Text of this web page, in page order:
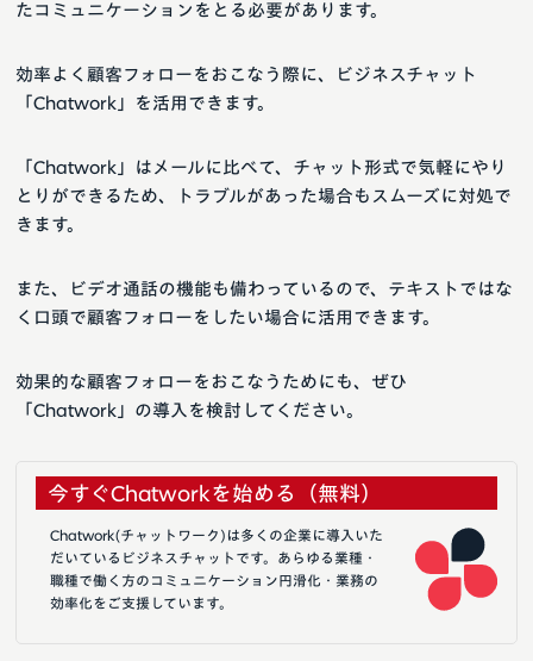
たコミュニケーションをとる必要があります。
効率よく顧客フォローをおこなう際に、ビジネスチャット
「Chatwork」を活用できます。
「Chatwork」はメールに比べて、チャット形式で気軽にやり
とりができるため、トラブルがあった場合もスムーズに対処で
きます。
また、ビデオ通話の機能も備わっているので、テキストではな
く口頭で顧客フォローをしたい場合に活用できます。
効果的な顧客フォローをおこなうためにも、ぜひ
「Chatwork」の導入を検討してください。
今すぐChatworkを始める（無料）
Chatwork(チャットワーク)は多くの企業に導入いた
だいているビジネスチャットです。あらゆる業種・
職種で働く方のコミュニケーション円滑化・業務の
効率化をご支援しています。